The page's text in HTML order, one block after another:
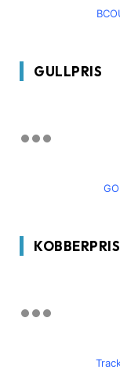
GULLPRIS
KOBBERPRIS